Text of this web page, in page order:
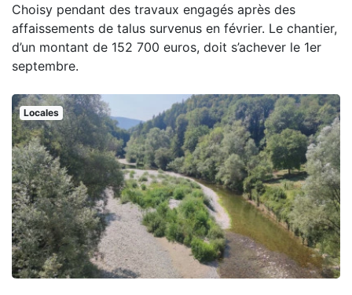
Choisy pendant des travaux engagés après des
affaissements de talus survenus en février. Le chantier,
d’un montant de 152 700 euros, doit s’achever le 1er
septembre.
Locales